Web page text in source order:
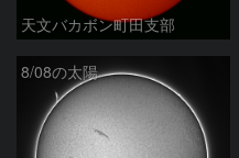
天文バカボン町田支部
8/08の太陽